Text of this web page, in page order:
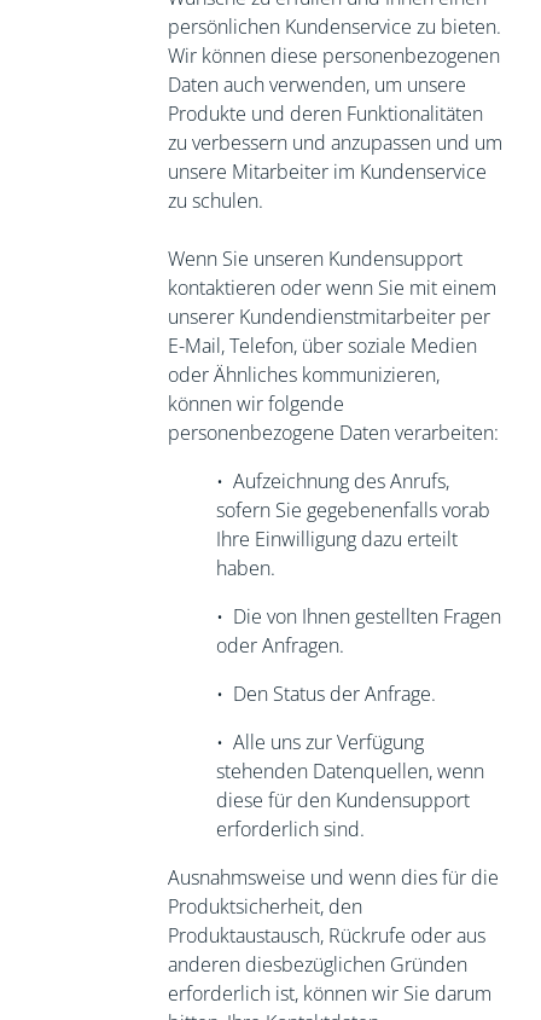
persönlichen Kundenservice zu bieten.
Wir können diese personenbezogenen
Daten auch verwenden, um unsere
Produkte und deren Funktionalitäten
zu verbessern und anzupassen und um
unsere Mitarbeiter im Kundenservice
zu schulen.
Wenn Sie unseren Kundensupport
kontaktieren oder wenn Sie mit einem
unserer Kundendienstmitarbeiter per
E-Mail, Telefon, über soziale Medien
oder Ähnliches kommunizieren,
können wir folgende
personenbezogene Daten verarbeiten:
• Aufzeichnung des Anrufs,
sofern Sie gegebenenfalls vorab
Ihre Einwilligung dazu erteilt
haben.
• Die von Ihnen gestellten Fragen
oder Anfragen.
• Den Status der Anfrage.
• Alle uns zur Verfügung
stehenden Datenquellen, wenn
diese für den Kundensupport
erforderlich sind.
Ausnahmsweise und wenn dies für die
Produktsicherheit, den
Produktaustausch, Rückrufe oder aus
anderen diesbezüglichen Gründen
erforderlich ist, können wir Sie darum